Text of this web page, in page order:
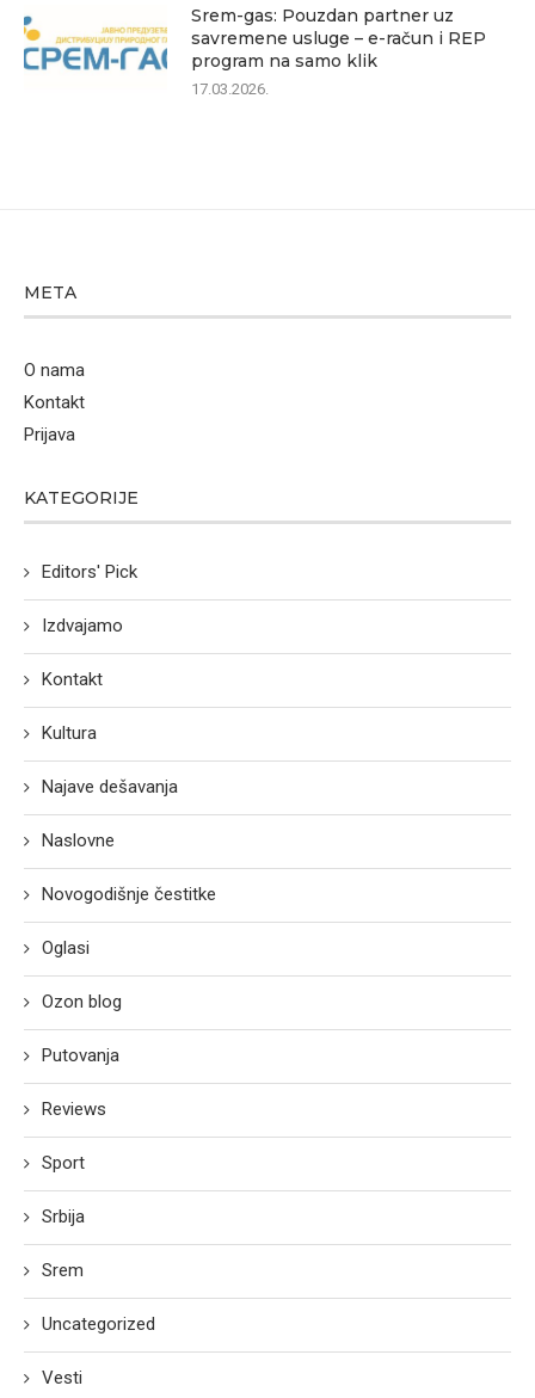
Srem-gas: Pouzdan partner uz
savremene usluge – e-račun i REP
program na samo klik
17.03.2026.
META
O nama
Kontakt
Prijava
KATEGORIJE
Editors' Pick
Izdvajamo
Kontakt
Kultura
Najave dešavanja
Naslovne
Novogodišnje čestitke
Oglasi
Ozon blog
Putovanja
Reviews
Sport
Srbija
Srem
Uncategorized
Vesti